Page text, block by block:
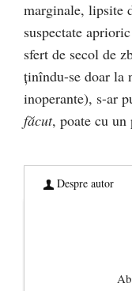
marginale, lipsite
suspectate
sfert de secol de
ţi­nîndu-se doar la
inoperan­te), s-ar
făcut, poate cu
Despre autor